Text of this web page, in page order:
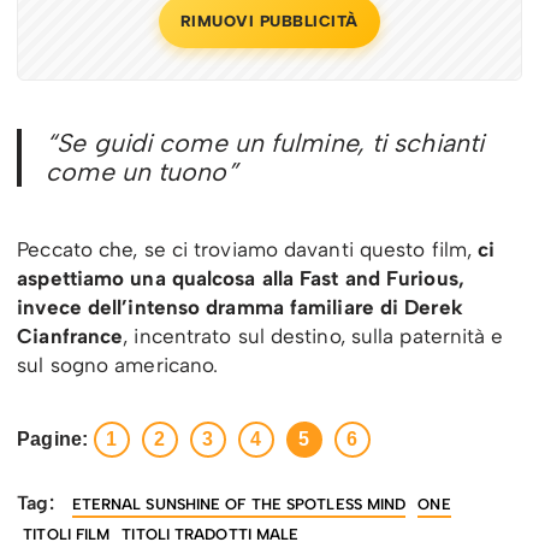
RIMUOVI PUBBLICITÀ
“Se guidi come un fulmine, ti schianti
come un tuono”
Peccato che, se ci troviamo davanti questo film,ci
aspettiamo una qualcosa alla Fast and Furious,
invece dell’intenso dramma familiare di Derek
Cianfrance, incentrato sul destino, sulla paternità e
sul sogno americano.
Pagine: 1 2 3 4 5 6
Tag: ETERNAL SUNSHINE OF THE SPOTLESS MIND
ONE
TITOLI FILM
TITOLI TRADOTTI MALE